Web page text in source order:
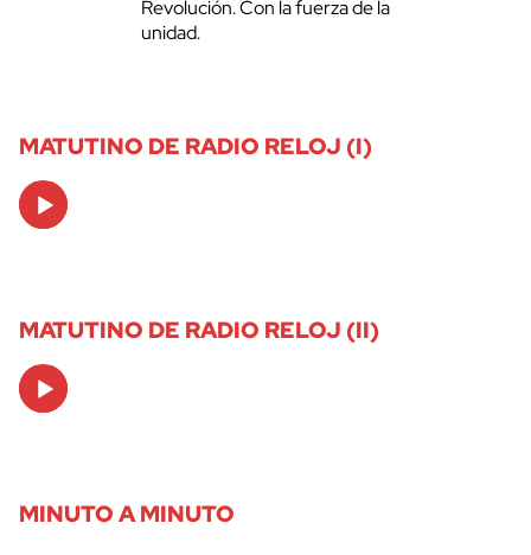
Revolución. Con la fuerza de la
unidad.
MATUTINO DE RADIO RELOJ (I)
Audio
Player
MATUTINO DE RADIO RELOJ (II)
Audio
Player
MINUTO A MINUTO